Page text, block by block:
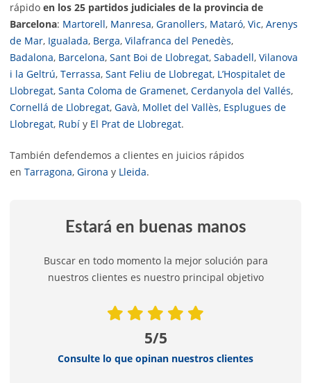
rápido en los 25 partidos judiciales de la provincia de
Barcelona: Martorell, Manresa, Granollers, Mataró, Vic, Arenys
de Mar, Igualada, Berga, Vilafranca del Penedès,
Badalona, Barcelona, Sant Boi de Llobregat, Sabadell, Vilanova
i la Geltrú, Terrassa, Sant Feliu de Llobregat, L’Hospitalet de
Llobregat, Santa Coloma de Gramenet, Cerdanyola del Vallés,
Cornellá de Llobregat, Gavà, Mollet del Vallès, Esplugues de
Llobregat, Rubí y El Prat de Llobregat.
También defendemos a clientes en juicios rápidos
en Tarragona, Girona y Lleida.
Estará en buenas manos
Buscar en todo momento la mejor solución para
nuestros clientes es nuestro principal objetivo
5/5
Consulte lo que opinan nuestros clientes